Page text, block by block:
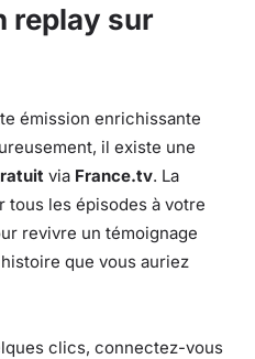
replay sur
émission enrichissante
il existe une
via France.tv. La
tous les épisodes à votre
revivre un témoignage
que vous auriez
clics, connectez-vous